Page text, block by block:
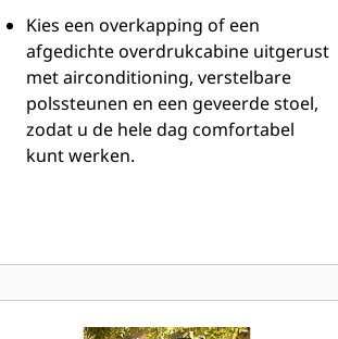
Kies een overkapping of een
afgedichte overdrukcabine uitgerust
met airconditioning, verstelbare
polssteunen en een geveerde stoel,
zodat u de hele dag comfortabel
kunt werken.